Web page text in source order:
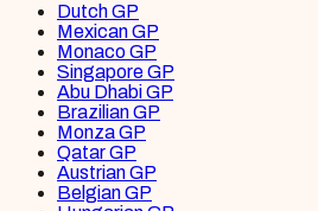
Dutch GP
Mexican GP
Monaco GP
Singapore GP
Abu Dhabi GP
Brazilian GP
Monza GP
Qatar GP
Austrian GP
Belgian GP